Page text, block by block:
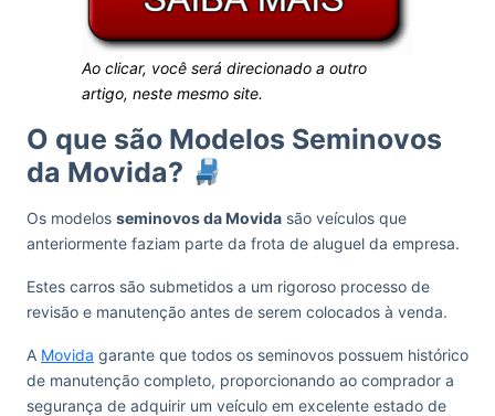
Ao clicar, você será direcionado a outro
artigo, neste mesmo site.
O que são Modelos Seminovos
da Movida?
Os modelos seminovos da Movida são veículos que
anteriormente faziam parte da frota de aluguel da empresa.
Estes carros são submetidos a um rigoroso processo de
revisão e manutenção antes de serem colocados à venda.
A Movida garante que todos os seminovos possuem histórico
de manutenção completo, proporcionando ao comprador a
segurança de adquirir um veículo em excelente estado de